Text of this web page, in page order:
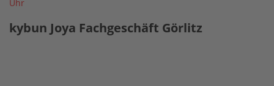
Uhr
kybun Joya Fachgeschäft Görlitz